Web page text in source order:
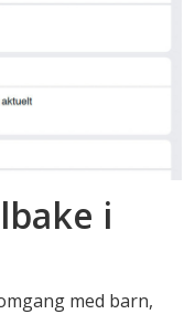
i
med barn,